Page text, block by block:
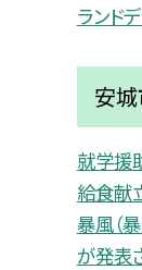
ランド
安
就学援
給食献
暴風（
が発表